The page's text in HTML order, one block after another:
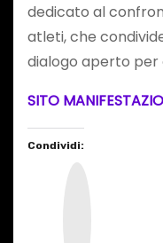
dedicato al
atleti, che
dialogo aperto per
SITO
Condividi: